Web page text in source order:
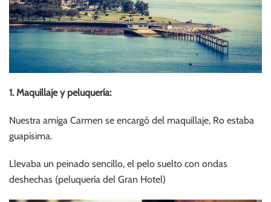
1. Maquillaje y peluquería:
Nuestra amiga Carmen se encargó del maquillaje, Ro estaba
guapísima.
Llevaba un peinado sencillo, el pelo suelto con ondas
deshechas (peluquería del Gran Hotel)